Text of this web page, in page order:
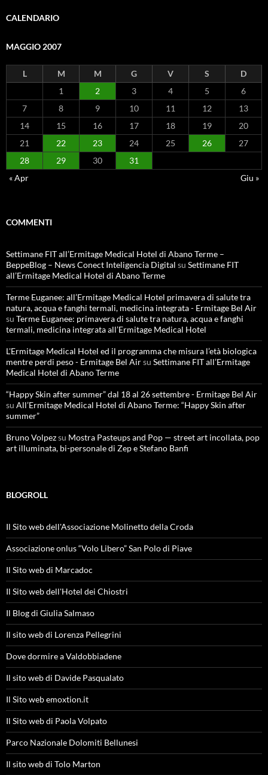
CALENDARIO
MAGGIO 2007
L M M G V S
D
1
2 3 4 5
6
7
8 9 10 11 12
13
14
15 16 17 18 19
20
21
22 23 24 25 26
27
28
29 30
31
« Apr
Giu »
COMMENTI
Settimane FIT all’Ermitage Medical Hotel di Abano Terme –
BeppeBlog – News Conect Inteligencia Digital su Settimane FIT
all’Ermitage Medical Hotel di Abano Terme
Terme Euganee: all’Ermitage Medical Hotel primavera di salute tra
natura, acqua e fanghi termali, medicina integrata - Ermitage Bel Air
su Terme Euganee: primavera di salute tra natura, acqua e fanghi
termali, medicina integrata all’Ermitage Medical Hotel
L'Ermitage Medical Hotel ed il programma che misura l’età biologica
mentre perdi peso - Ermitage Bel Airsu Settimane FIT all’Ermitage
Medical Hotel di Abano Terme
“Happy Skin after summer” dal 18 al 26 settembre - Ermitage Bel Air
su All’Ermitage Medical Hotel di Abano Terme: “Happy Skin after
summer”
Bruno Volpezsu Mostra Pasteups and Pop — street art incollata, pop
art illuminata, bi-personale di Zep e Stefano Banfi
BLOGROLL
Il Sito web dell'Associazione Molinetto della Croda
Associazione onlus “Volo Libero” San Polo di Piave
Il Sito web di Marcadoc
Il Sito web dell'Hotel dei Chiostri
Il Blog di Giulia Salmaso
Il sito web di Lorenza Pellegrini
Dove dormire a Valdobbiadene
Il sito web di Davide Pasqualato
Il Sito web emoxtion.it
Il Sito web di Paola Volpato
Parco Nazionale Dolomiti Bellunesi
Il sito web di Tolo Marton